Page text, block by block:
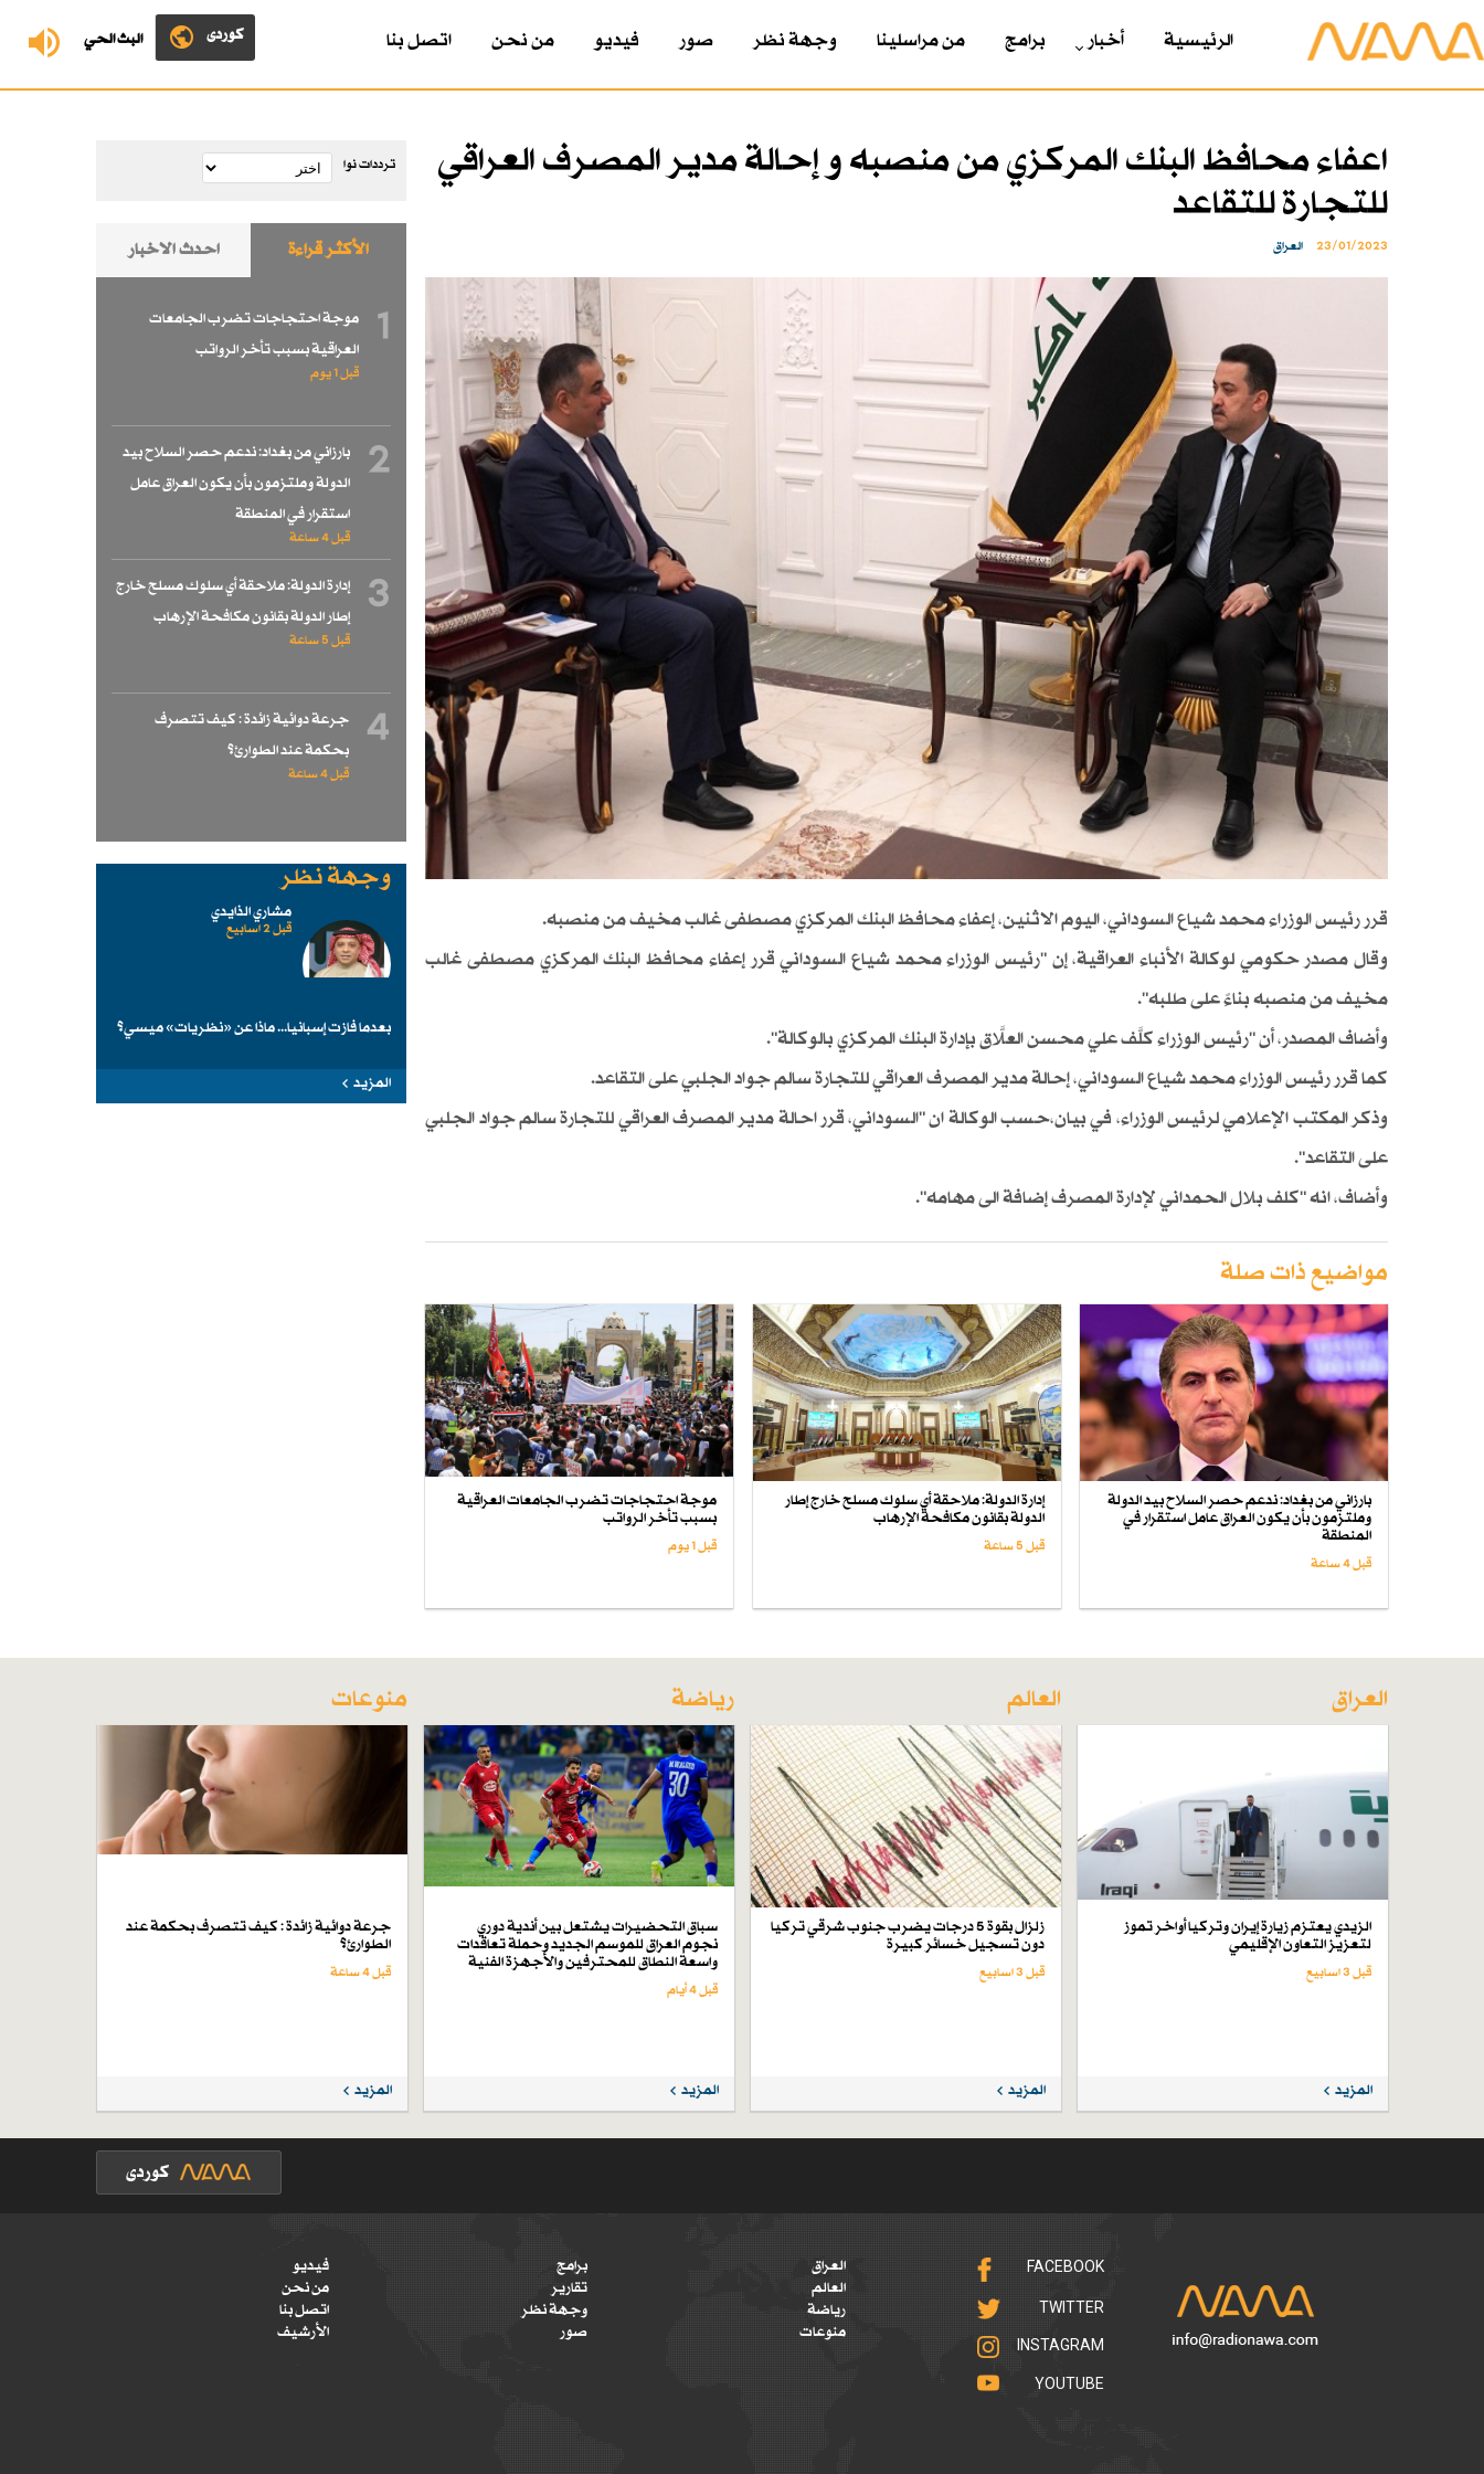
البث الحي کوردی الرئیسیة أخبار برامج من مراسلينا وجهة نظر صور فيديو من نحن اتصل بنا
اعفاء محافظ البنك المركزي من منصبه و إحالة مدير المصرف العراقي
للتجارة للتقاعد
23/01/2023 العراق
قرر رئيس الوزراء محمد شياع السوداني، اليوم الاثنين، إعفاء محافظ البنك المركزي مصطفى غالب مخيف من منصبه.
وقال مصدر حكومي لوكالة الأنباء العراقية، إن "رئيس الوزراء محمد شياع السوداني قرر إعفاء محافظ البنك المركزي مصطفى غالب
مخيف من منصبه بناءً على طلبه".
وأضاف المصدر، أن "رئيس الوزراء كلَّف علي محسن العلَّاق بإدارة البنك المركزي بالوكالة".
كما قرر رئيس الوزراء محمد شياع السوداني، إحالة مدير المصرف العراقي للتجارة سالم جواد الجلبي على التقاعد.
وذكر المكتب الإعلامي لرئيس الوزراء، في بيان،حسب الوكالة ان "السوداني، قرر احالة مدير المصرف العراقي للتجارة سالم جواد الجلبي
على التقاعد".
وأضاف، انه "كلف بلال الحمداني لإدارة المصرف إضافة الى مهامه".
مواضيع ذات صلة
بارزاني من بغداد: ندعم حصر السلاح بيد الدولة
وملتزمون بأن يكون العراق عامل استقرار في
المنطقة
قبل 4 ساعة
إدارة الدولة: ملاحقة أي سلوك مسلح خارج إطار
الدولة بقانون مكافحة الإرهاب
قبل 5 ساعة
موجة احتجاجات تضرب الجامعات العراقية
بسبب تأخر الرواتب
قبل 1 یوم
ترددات نوا
الأكثر قراءة احدث الاخبار
1
موجة احتجاجات تضرب الجامعات
العراقية بسبب تأخر الرواتب
قبل 1 یوم
2
بارزاني من بغداد: ندعم حصر السلاح بيد
الدولة وملتزمون بأن يكون العراق عامل
استقرار في المنطقة
قبل 4 ساعة
3
إدارة الدولة: ملاحقة أي سلوك مسلح خارج
إطار الدولة بقانون مكافحة الإرهاب
قبل 5 ساعة
4
جرعة دوائية زائدة : كيف تتصرف
بحكمة عند الطوارئ؟
قبل 4 ساعة
وجهة نظر
مشاري الذايدي
قبل 2 اسابیع
بعدما فازت إسبانيا... ماذا عن «نظريات» ميسي؟
المزيد
العراق
الزيدي يعتزم زيارة إيران وتركيا أواخر تموز
لتعزيز التعاون الإقليمي
قبل 3 اسابیع
المزيد
العالم
زلزال بقوة 5 درجات يضرب جنوب شرقي تركيا
دون تسجيل خسائر كبيرة
قبل 3 اسابیع
المزيد
رياضة
سباق التحضيرات يشتعل بين أندية دوري
نجوم العراق للموسم الجديد وحملة تعاقدات
واسعة النطاق للمحترفين والأجهزة الفنية
قبل 4 أيام
المزيد
منوعات
جرعة دوائية زائدة : كيف تتصرف بحكمة عند
الطوارئ؟
قبل 4 ساعة
المزيد
FACEBOOK
TWITTER
INSTAGRAM
YOUTUBE
العراق
العالم
رياضة
منوعات
برامج
تقارير
وجهة نظر
صور
فيديو
من نحن
اتصل بنا
الأرشيف